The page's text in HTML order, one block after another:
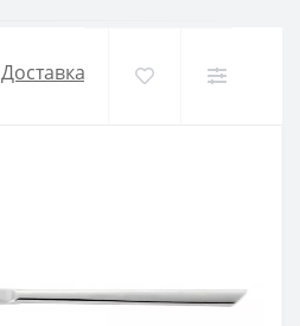
Доставка і оплата Відгуків (0)